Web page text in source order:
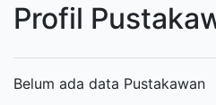
Profil
Belum ada data Pustakawan